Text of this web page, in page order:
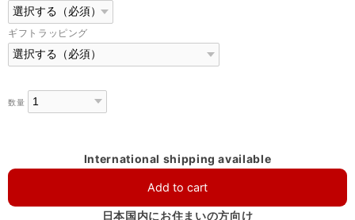
ギフトラッピング
数量
International shipping available
Add to cart
日本国内にお住まいの方向け